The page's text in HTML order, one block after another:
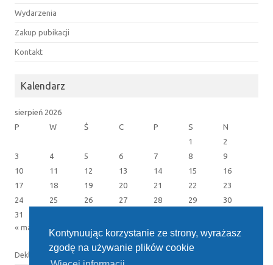
Wydarzenia
Zakup pubikacji
Kontakt
Kalendarz
sierpień 2026
P
W Ś C P S
N
1
2
3
4 5 6 7 8
9
10
11 12 13 14 15
16
17
18 19 20 21 22
23
24
25 26 27 28 29
30
31
« maj
Deklaracja dostępności
Kontynuując korzystanie ze strony, wyrażasz
zgodę na używanie plików cookie